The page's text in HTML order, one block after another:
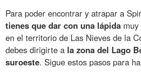
Para poder encontrar y atrapar a
tienes que dar con una lápida
en el territorio de Las Nieves de la
debes dirigirte a la zona del Lago
suroeste. Sigue estos pasos para